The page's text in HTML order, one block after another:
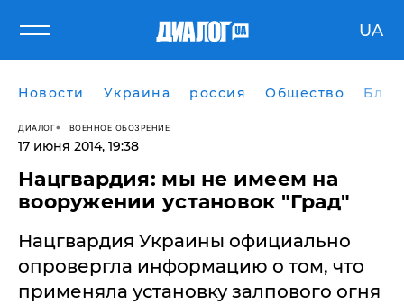
UA
Новости Украина россия Общество
ДИАЛОГ ВОЕННОЕ ОБОЗРЕНИЕ
17 июня 2014, 19:38
Нацгвардия: мы не имеем на
вооружении установок "Град"
Нацгвардия Украины официально
опровергла информацию о том, что
применяла установку залпового огня